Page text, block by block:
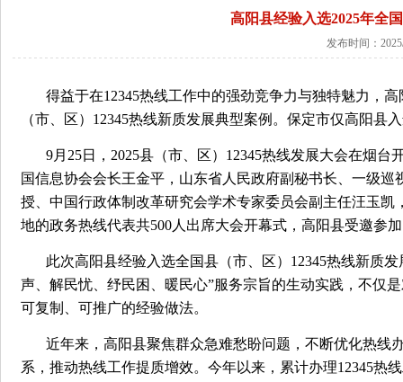
高阳县经验入选2025年全
发布时间：
得益于在12345热线工作中的强劲竞争力与独特魅力，
（市、区）12345热线新质发展典型案例。保定市仅高阳县
9月25日，2025县（市、区）12345热线发展大会在烟
国信息协会会长王金平，山东省人民政府副秘书长、一级
授、中国行政体制改革研究会学术专家委员会副主任汪玉
地的政务热线代表共500人出席大会开幕式，高阳县受邀参
此次高阳县经验入选全国县（市、区）12345热线新质
声、解民忧、纾民困、暖民心”服务宗旨的生动实践，不仅
可复制、可推广的经验做法。
近年来，高阳县聚焦群众急难愁盼问题，不断优化热线
系，推动热线工作提质增效。今年以来，累计办理12345热